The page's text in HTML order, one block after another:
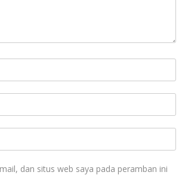
dan situs web saya pada peramban ini